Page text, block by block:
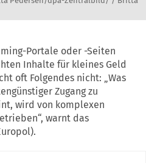
Portale oder -Seiten
Inhalte für kleines Geld
oft Folgendes nicht: „Was
Zugang zu
wird von komplexen
warnt das